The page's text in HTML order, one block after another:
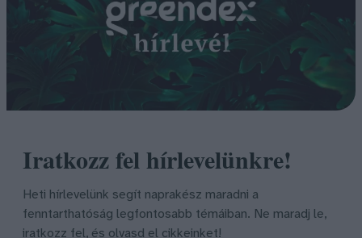
Iratkozz fel hírlevelünkre!
Heti hírlevelünk segít naprakész maradni a
fenntarthatóság legfontosabb témáiban. Ne maradj le,
iratkozz fel, és olvasd el cikkeinket!